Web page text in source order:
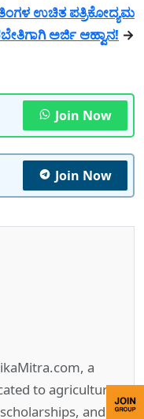
ಉಚಿತ ಪತ್ರಿಕೋದ್ಯಮ
ಅರ್ಜಿ ಆಹ್ವಾನ! →
Join Now
Join Now
a
to agriculture,
and